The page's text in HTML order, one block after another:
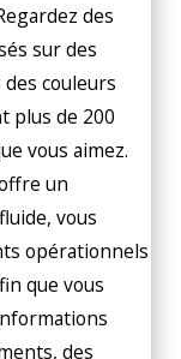
des
sur des
couleurs
plus de 200
vous aimez.
un
vous
opérationnels
que vous
des